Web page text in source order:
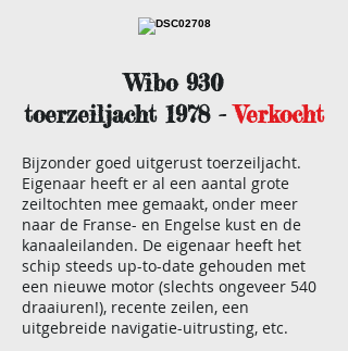
Wibo 930
toerzeiljacht 1978 -Verkocht
Bijzonder goed uitgerust toerzeiljacht.
Eigenaar heeft er al een aantal grote
zeiltochten mee gemaakt, onder meer
naar de Franse- en Engelse kust en de
kanaaleilanden. De eigenaar heeft het
schip steeds up-to-date gehouden met
een nieuwe motor (slechts ongeveer 540
draaiuren!), recente zeilen, een
uitgebreide navigatie-uitrusting, etc.